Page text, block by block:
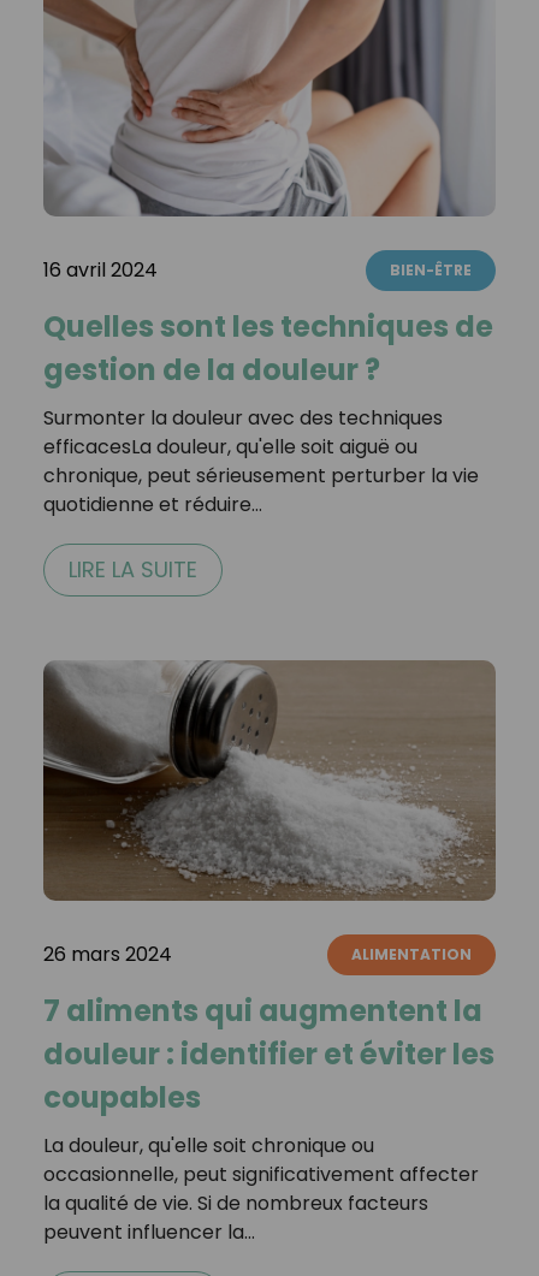
16 avril 2024 BIEN-ÊTRE
Quelles sont les techniques de
gestion de la douleur ?
Surmonter la douleur avec des techniques
efficacesLa douleur, qu'elle soit aiguë ou
chronique, peut sérieusement perturber la vie
quotidienne et réduire…
LIRE LA SUITE
26 mars 2024 ALIMENTATION
7 aliments qui augmentent la
douleur : identifier et éviter les
coupables
La douleur, qu'elle soit chronique ou
occasionnelle, peut significativement affecter
la qualité de vie. Si de nombreux facteurs
peuvent influencer la…